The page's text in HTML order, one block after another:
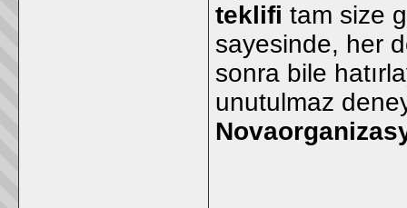
teklifi tam size
sayesinde, her
sonra bile
unutulmaz